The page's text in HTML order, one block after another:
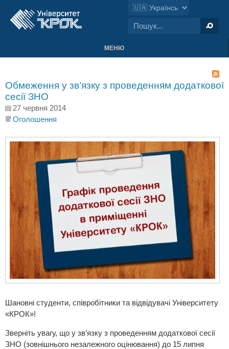
МЕНЮ
Обмеження у зв’язку з проведенням додаткової
сесії ЗНО
27 червня 2014
Оголошення
Шановні студенти, співробітники та відвідувачі Університету
«КРОК»!
Зверніть увагу, що у зв’язку з проведенням додаткової сесії
ЗНО (зовнішнього незалежного оцінювання) до 15 липня